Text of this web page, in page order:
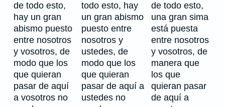
de todo esto,
hay un gran
abismo puesto
entre nosotros
y vosotros, de
modo que los
que quieran
pasar de aquí
a vosotros no
todo esto, hay
un gran abismo
puesto entre
nosotros y
ustedes, de
modo que los
que quieran
pasar de aquí a
ustedes no
de todo esto,
una gran sima
está puesta
entre nosotros
y vosotros, de
manera que
los que
quieran pasar
de aquí a